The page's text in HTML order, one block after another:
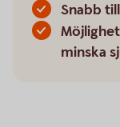
Snabb
minska